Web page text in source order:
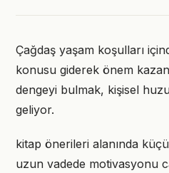
Çağdaş yaşam koşulları
konusu giderek önem
dengeyi bulmak, kişisel
geliyor.
kitap önerileri alanında
uzun vadede motivasyonu